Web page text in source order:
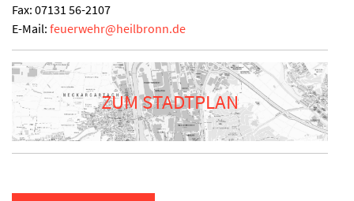
Fax: 07131 56-2107
E-Mail: feuerwehr@heilbronn.de
ZUM STADTPLAN